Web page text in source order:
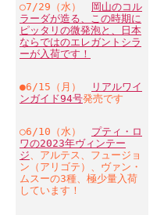
○7/29（水）
岡山のコル
ラーダが造る、この時期に
ピッタリの微発泡と、日本
ならではのエレガントシラ
ーが入荷です！
●6/15（月）
リアルワイ
ンガイド94号発売です
○6/10（水） プティ・ロ
ワの2023年ヴィンテー
ジ、アルテス、フュージョ
ン（アリゴテ）、ヴァン・
ムスーの3種、極少量入荷
しています！